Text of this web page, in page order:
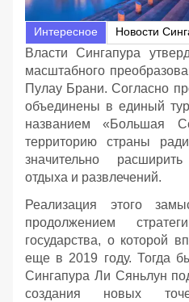
Интересное
Власти Сингапура
масштабного
Пулау Брани. Согласно
объединены в единый
названием «Большая
территорию страны
значительно
отдыха и развлечений.
Реализация этого
продолжением
государства, о которой
еще в 2019 году. Тогда
Сингапура Ли Сяньлун
создания новых